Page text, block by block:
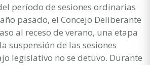
período de sesiones ordinarias
pasado, el Concejo Deliberante
al receso de verano, una etapa
suspensión de las sesiones
legislativo no se detuvo. Durante